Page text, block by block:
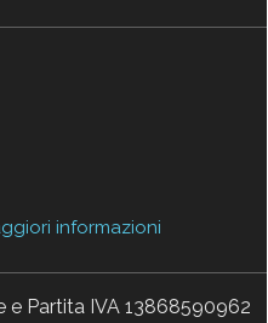
informazioni
e Partita IVA 13868590962